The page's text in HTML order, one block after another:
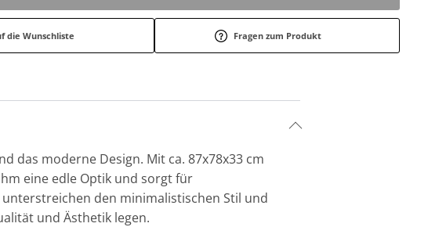
die Wunschliste Fragen zum Produkt
das moderne Design. Mit ca. 87x78x33 cm
eine edle Optik und sorgt für
den minimalistischen Stil und
und Ästhetik legen.